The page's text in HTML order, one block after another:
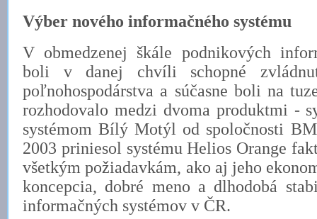
Výber nového informačného systému
V obmedzenej škále podnikových
boli v danej chvíli schopné
poľnohospodárstva a súčasne boli na
rozhodovalo medzi dvoma produktmi -
systémom Bílý Motýl od spoločnosti
2003 priniesol systému Helios Orange
všetkým požiadavkám, ako aj jeho
koncepcia, dobré meno a dlhodobá
informačných systémov v ČR.